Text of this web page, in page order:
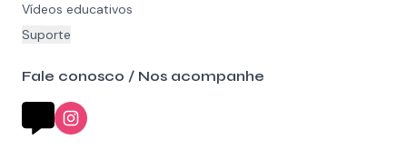
Vídeos educativos
Suporte
Fale conosco / Nos acompanhe